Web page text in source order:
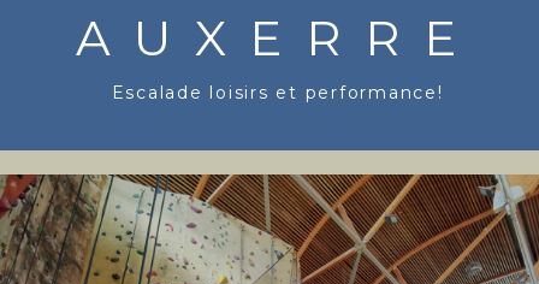
AUXERRE
Escalade loisirs et performance!